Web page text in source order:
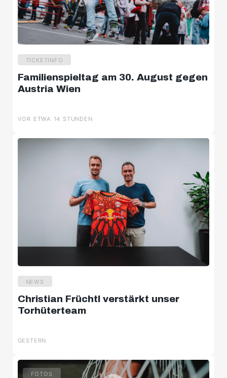
TICKETINFO
Familienspieltag am 30. August gegen
Austria Wien
VOR ETWA 14 STUNDEN
NEWS
Christian Früchtl verstärkt unser
Torhüterteam
GESTERN
FOTOS